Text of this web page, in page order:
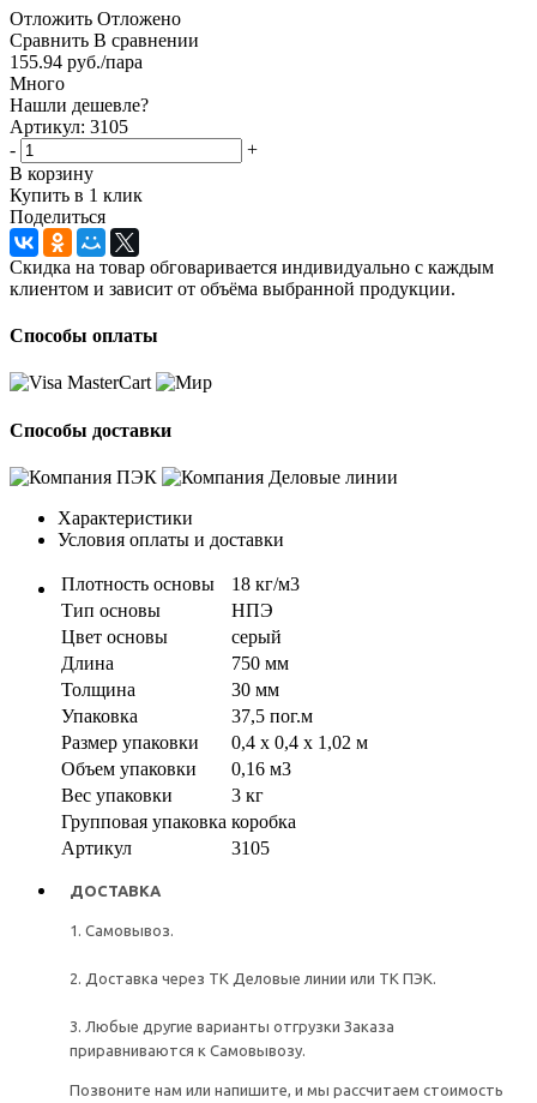
Отложить Отложено
Сравнить В сравнении
155.94 руб./пара
Много
Нашли дешевле?
Артикул: 3105
-
+
В корзину
Купить в 1 клик
Поделиться
Скидка на товар обговаривается индивидуально с каждым
клиентом и зависит от объёма выбранной продукции.
Способы оплаты
Способы доставки
Характеристики
Условия оплаты и доставки
Плотность основы
18 кг/м3
Тип основы
НПЭ
Цвет основы
серый
Длина
750 мм
Толщина
30 мм
Упаковка
37,5 пог.м
Размер упаковки
0,4 х 0,4 х 1,02 м
Объем упаковки
0,16 м3
Вес упаковки
3 кг
Групповая упаковка коробка
Артикул
3105
ДОСТАВКА
1. Самовывоз.
2. Доставка через ТК Деловые линии или ТК ПЭК.
3. Любые другие варианты отгрузки Заказа
приравниваются к Самовывозу.
Позвоните нам или напишите, и мы рассчитаем стоимость